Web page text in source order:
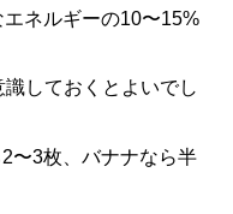
ネルギーの10〜15%
しておくとよいでし
〜3枚、バナナなら半